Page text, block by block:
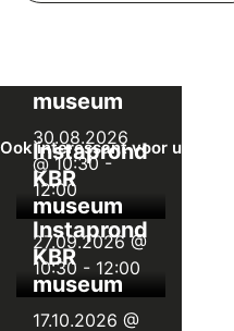
Ook interessant voor u
museum
30.08.2026
@ 10:30-
12:00
Instaprondleiding
KBR
museum
27.09.2026 @
10:30 - 12:00
Instaprondleiding
KBR
museum
17.10.2026 @